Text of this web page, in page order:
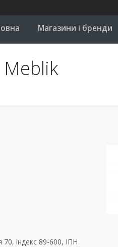
Магазини і бренди
Meblik
70, індекс 89-600, ІПН